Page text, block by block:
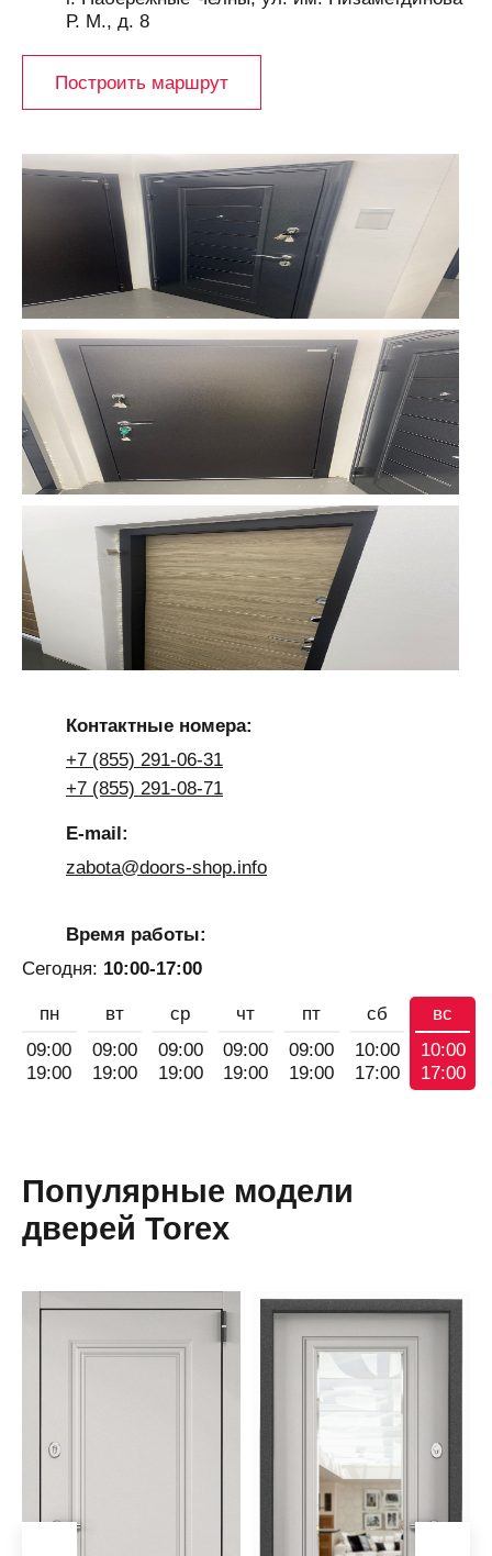
Р. М., д. 8
Построить маршрут
Контактные номера:
+7 (855) 291-06-31
+7 (855) 291-08-71
E-mail:
zabota@doors-shop.info
Время работы:
Сегодня: 10:00-17:00
пн
09:00
19:00
вт
09:00
19:00
ср
09:00
19:00
чт
09:00
19:00
пт
09:00
19:00
сб
10:00
17:00
вс
10:00
17:00
Популярные модели
дверей Torex